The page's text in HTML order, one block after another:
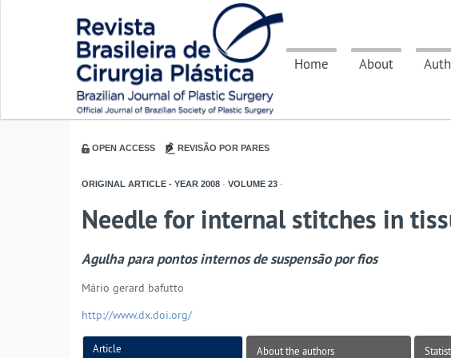
Home About
OPEN ACCESS REVISÃO POR PARES
ORIGINAL ARTICLE - YEAR 2008 - VOLUME 23 -
Needle for internal stitches in
Agulha para pontos internos de suspensão por fios
Mário gerard bafutto
http://www.dx.doi.org/
Article About the authors